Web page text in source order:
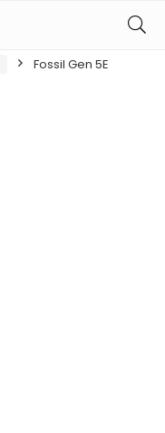
Fossil Gen 5E